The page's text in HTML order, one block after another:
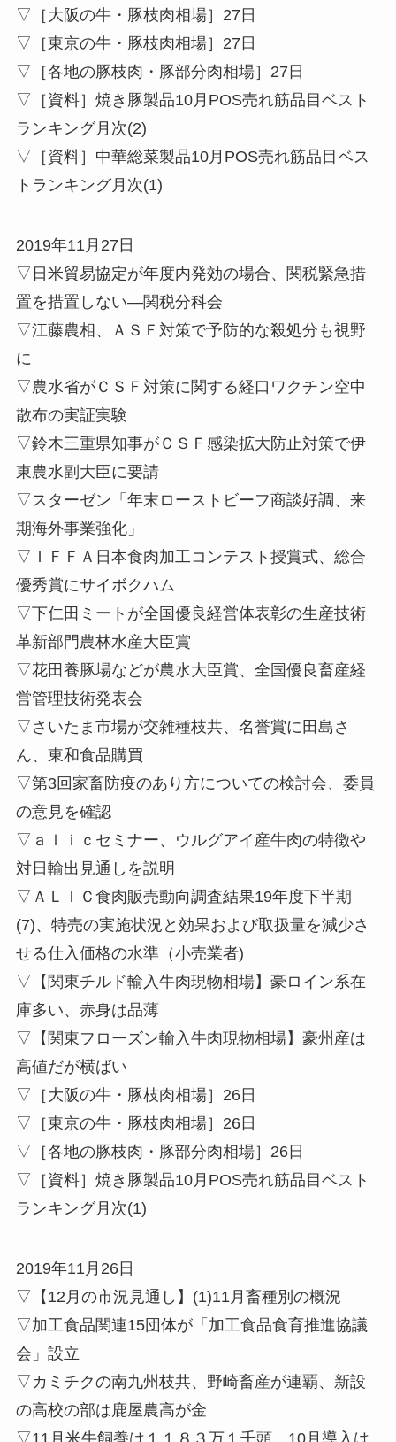
▽［大阪の牛・豚枝肉相場］27日
▽［東京の牛・豚枝肉相場］27日
▽［各地の豚枝肉・豚部分肉相場］27日
▽［資料］焼き豚製品10月POS売れ筋品目ベスト
ランキング月次(2)
▽［資料］中華総菜製品10月POS売れ筋品目ベス
トランキング月次(1)
2019年11月27日
▽日米貿易協定が年度内発効の場合、関税緊急措
置を措置しない—関税分科会
▽江藤農相、ＡＳＦ対策で予防的な殺処分も視野
に
▽農水省がＣＳＦ対策に関する経口ワクチン空中
散布の実証実験
▽鈴木三重県知事がＣＳＦ感染拡大防止対策で伊
東農水副大臣に要請
▽スターゼン「年末ローストビーフ商談好調、来
期海外事業強化」
▽ＩＦＦＡ日本食肉加工コンテスト授賞式、総合
優秀賞にサイボクハム
▽下仁田ミートが全国優良経営体表彰の生産技術
革新部門農林水産大臣賞
▽花田養豚場などが農水大臣賞、全国優良畜産経
営管理技術発表会
▽さいたま市場が交雑種枝共、名誉賞に田島さ
ん、東和食品購買
▽第3回家畜防疫のあり方についての検討会、委員
の意見を確認
▽ａｌｉｃセミナー、ウルグアイ産牛肉の特徴や
対日輸出見通しを説明
▽ＡＬＩＣ⾷⾁販売動向調査結果19年度下半期
(7)、特売の実施状況と効果および取扱量を減少さ
せる仕入価格の水準（小売業者)
▽【関東チルド輸入牛肉現物相場】豪ロイン系在
庫多い、赤身は品薄
▽【関東フローズン輸入牛肉現物相場】豪州産は
高値だが横ばい
▽［大阪の牛・豚枝肉相場］26日
▽［東京の牛・豚枝肉相場］26日
▽［各地の豚枝肉・豚部分肉相場］26日
▽［資料］焼き豚製品10月POS売れ筋品目ベスト
ランキング月次(1)
2019年11月26日
▽【12月の市況見通し】(1)11月畜種別の概況
▽加工食品関連15団体が「加工食品食育推進協議
会」設立
▽カミチクの南九州枝共、野崎畜産が連覇、新設
の高校の部は鹿屋農高が金
▽11月米牛飼養は１１８３万１千頭、10月導入は